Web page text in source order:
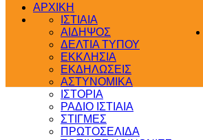
ΑΡΧΙΚΗ
ΙΣΤΙΑΙΑ
ΑΙΔΗΨΟΣ
ΔΕΛΤΙΑ ΤΥΠΟΥ
ΕΚΚΛΗΣΙΑ
ΕΚΔΗΛΩΣΕΙΣ
ΑΣΤΥΝΟΜΙΚΑ
ΙΣΤΟΡΙΑ
ΡΑΔΙΟ ΙΣΤΙΑΙΑ
ΣΤΙΓΜΕΣ
ΠΡΩΤΟΣΕΛΙΔΑ